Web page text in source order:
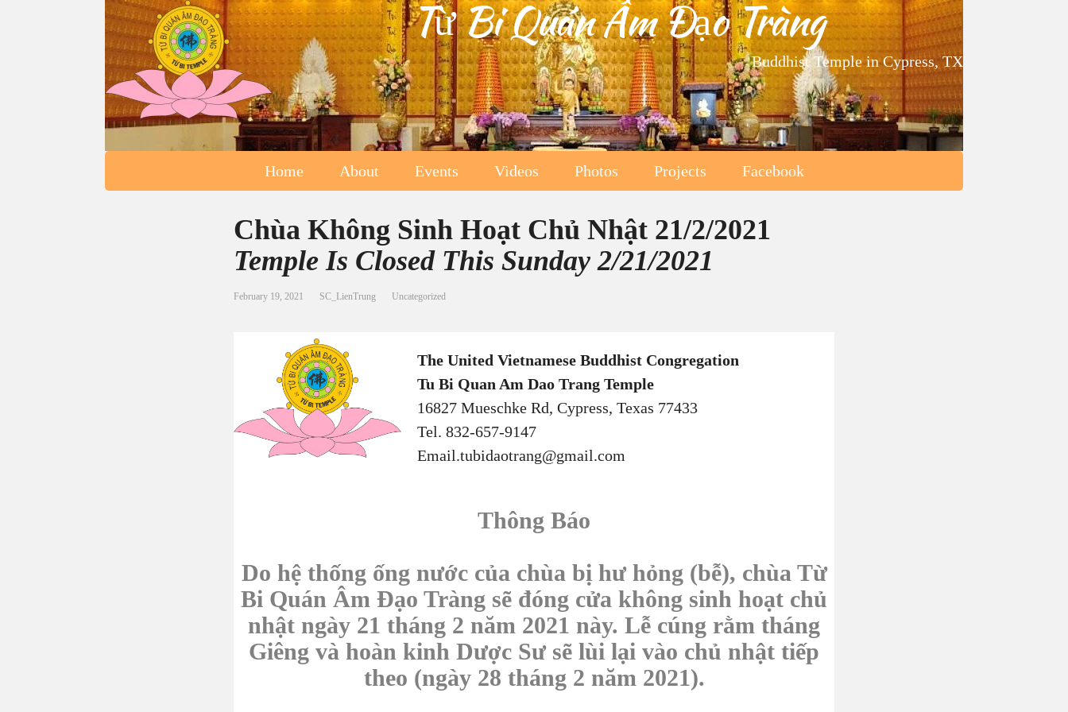
Từ Bi Quán Âm Đạo Tràng
Buddhist Temple in Cypress, TX
Home About Events Videos Photos Projects Facebook
Chùa Không Sinh Hoạt Chủ Nhật 21/2/2021
Temple Is Closed This Sunday 2/21/2021
February 19, 2021 SC_LienTrung Uncategorized
The United Vietnamese Buddhist Congregation
Tu Bi Quan Am Dao Trang Temple
16827 Mueschke Rd, Cypress, Texas 77433
Tel. 832-657-9147
Email.tubidaotrang@gmail.com
Thông Báo
Do hệ thống ống nước của chùa bị hư hỏng (bễ), chùa Từ
Bi Quán Âm Đạo Tràng sẽ đóng cửa không sinh hoạt chủ
nhật ngày 21 tháng 2 năm 2021 này. Lễ cúng rằm tháng
Giêng và hoàn kinh Dược Sư sẽ lùi lại vào chủ nhật tiếp
theo (ngày 28 tháng 2 năm 2021).